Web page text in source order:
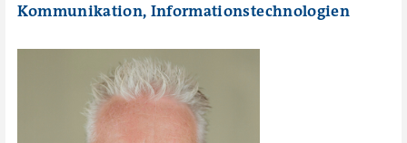
Kommunikation, Informationstechnologien